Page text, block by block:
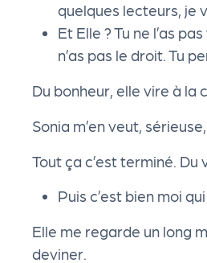
quelques lecteurs, je
Et Elle ? Tu ne l’as
n’as pas le droit. Tu
Du bonheur, elle vire à la
Sonia m’en veut,
Tout ça c’est terminé. Du
Puis c’est bien moi
Elle me regarde un long
deviner.
it
d
e
l'
o